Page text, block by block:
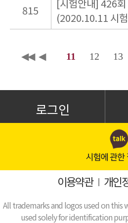
815
[시험안내] 426
(2020.10.11 시
◀◀ ◀ 11 12 13
로그인
이용약관I 개인
All trademarks and logos used on
used solely for identification